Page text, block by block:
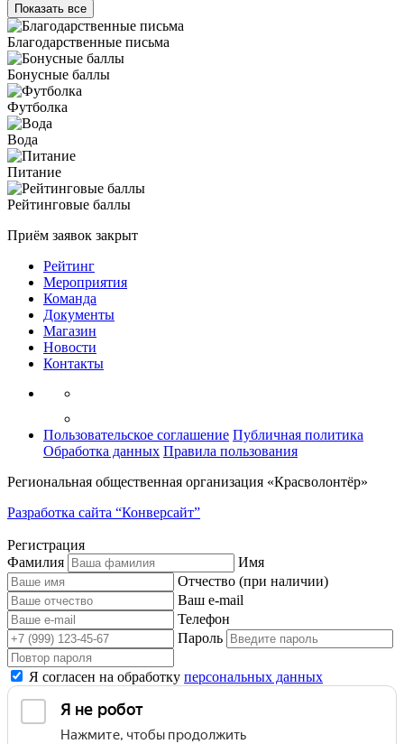
Показать все
Благодарственные письма
Бонусные баллы
Футболка
Вода
Питание
Рейтинговые баллы
Приём заявок закрыт
Рейтинг
Мероприятия
Команда
Документы
Магазин
Новости
Контакты
Пользовательское соглашение Публичная политика
Обработка данных Правила пользования
Региональная общественная организация «Красволонтёр»
Разработка сайта “Конверсайт”
Регистрация
Фамилия
Имя
Отчество (при наличии)
Ваш e-mail
Телефон
Пароль
Я согласен на обработку персональных данных